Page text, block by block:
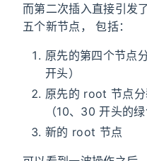
而第二次插入直接引发
五个新节点， 包括：
原先的第四个节点
开头）
原先的 root 节点
（10、30 开头的绿
新的 root 节点